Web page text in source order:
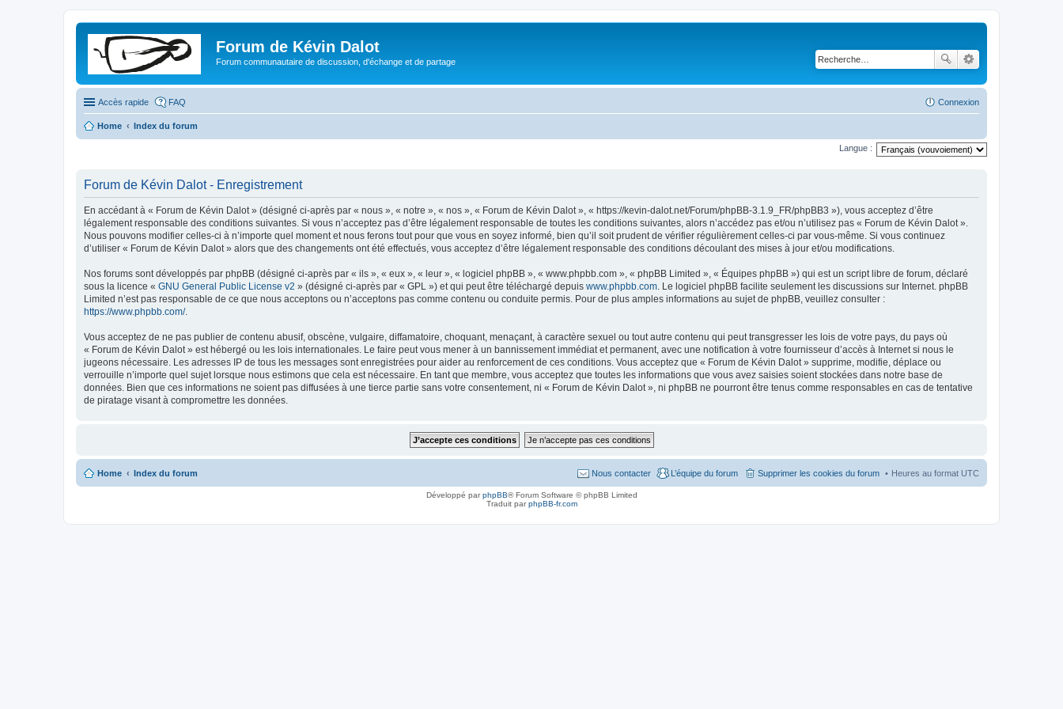
Forum de Kévin Dalot
Forum communautaire de discussion, d'échange et de partage
Accès rapide FAQ Connexion
Home Index du forum
Langue :
Forum de Kévin Dalot - Enregistrement
En accédant à « Forum de Kévin Dalot » (désigné ci-après par « nous », « notre », « nos », « Forum de Kévin Dalot », « https://kevin-dalot.net/Forum/phpBB-3.1.9_FR/phpBB3 »), vous acceptez d’être
légalement responsable des conditions suivantes. Si vous n’acceptez pas d’être légalement responsable de toutes les conditions suivantes, alors n’accédez pas et/ou n’utilisez pas « Forum de Kévin Dalot ».
Nous pouvons modifier celles-ci à n’importe quel moment et nous ferons tout pour que vous en soyez informé, bien qu’il soit prudent de vérifier régulièrement celles-ci par vous-même. Si vous continuez
d’utiliser « Forum de Kévin Dalot » alors que des changements ont été effectués, vous acceptez d’être légalement responsable des conditions découlant des mises à jour et/ou modifications.
Nos forums sont développés par phpBB (désigné ci-après par « ils », « eux », « leur », « logiciel phpBB », « www.phpbb.com », « phpBB Limited », « Équipes phpBB ») qui est un script libre de forum, déclaré
sous la licence « GNU General Public License v2 » (désigné ci-après par « GPL ») et qui peut être téléchargé depuis www.phpbb.com. Le logiciel phpBB facilite seulement les discussions sur Internet. phpBB
Limited n’est pas responsable de ce que nous acceptons ou n’acceptons pas comme contenu ou conduite permis. Pour de plus amples informations au sujet de phpBB, veuillez consulter :
https://www.phpbb.com/.
Vous acceptez de ne pas publier de contenu abusif, obscène, vulgaire, diffamatoire, choquant, menaçant, à caractère sexuel ou tout autre contenu qui peut transgresser les lois de votre pays, du pays où
« Forum de Kévin Dalot » est hébergé ou les lois internationales. Le faire peut vous mener à un bannissement immédiat et permanent, avec une notification à votre fournisseur d’accès à Internet si nous le
jugeons nécessaire. Les adresses IP de tous les messages sont enregistrées pour aider au renforcement de ces conditions. Vous acceptez que « Forum de Kévin Dalot » supprime, modifie, déplace ou
verrouille n’importe quel sujet lorsque nous estimons que cela est nécessaire. En tant que membre, vous acceptez que toutes les informations que vous avez saisies soient stockées dans notre base de
données. Bien que ces informations ne soient pas diffusées à une tierce partie sans votre consentement, ni « Forum de Kévin Dalot », ni phpBB ne pourront être tenus comme responsables en cas de tentative
de piratage visant à compromettre les données.
Home Index du forum Heures au format UTC
Supprimer les cookies du forum
L’équipe du forum
Nous contacter
Développé parphpBB® Forum Software © phpBB Limited
Traduit parphpBB-fr.com